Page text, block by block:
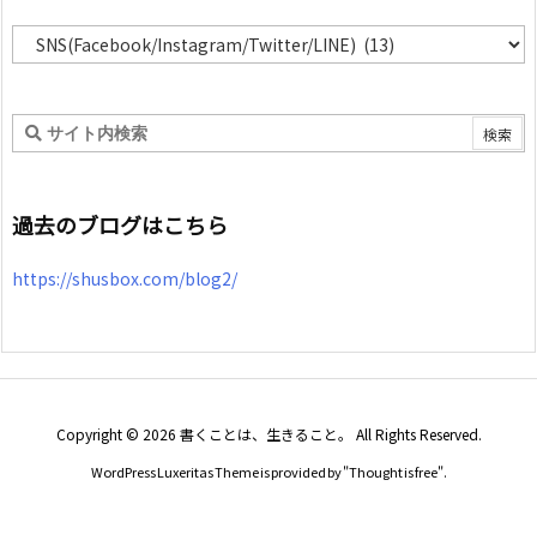
テ
リ
ー
過去のブログはこちら
https://shusbox.com/blog2/
Copyright © 2026 書くことは、生きること。 All Rights Reserved.
WordPress Luxeritas Theme is provided by "Thought is free".